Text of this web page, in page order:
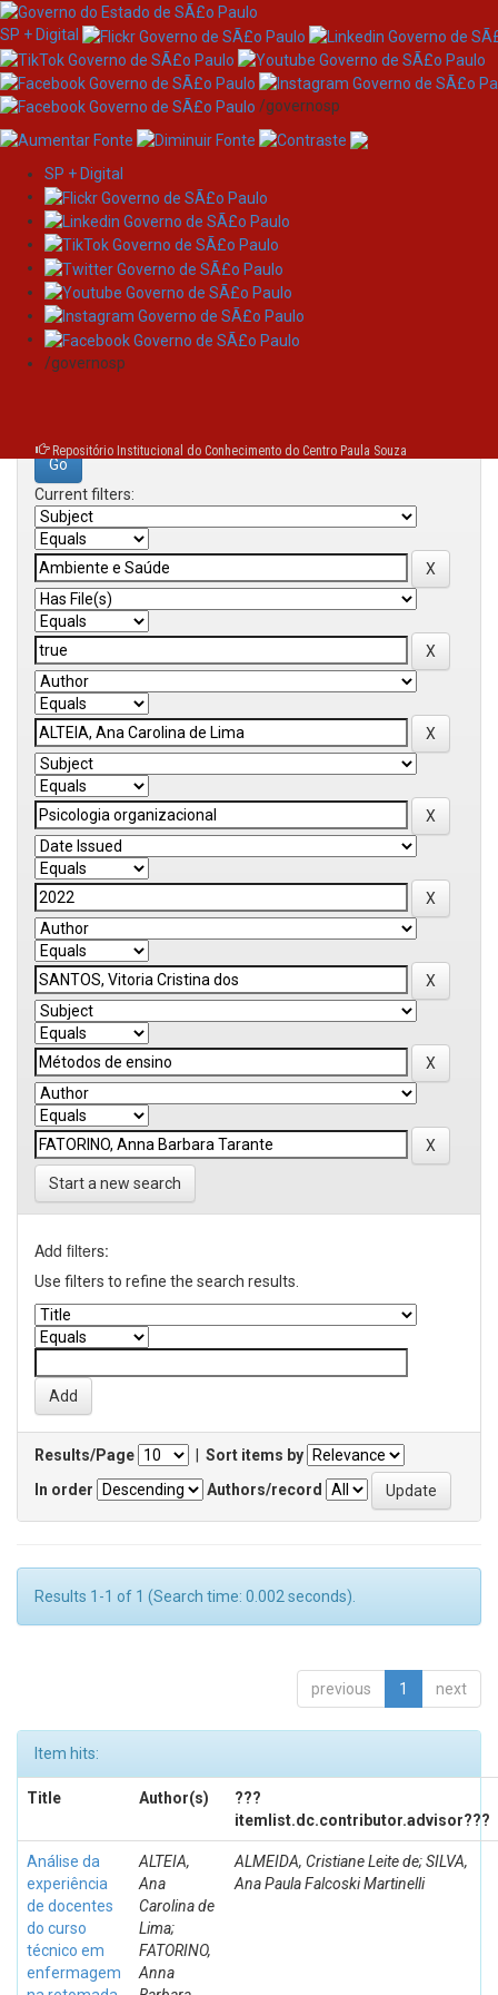
Skip
navigation
SP + Digital
/governosp
SP + Digital
/governosp
Repositório Institucional do Conhecimento do Centro Paula Souza
Search
Search:
Current filters:
Start a new search
Add filters:
Use filters to refine the search results.
Results/Page
Sort items by
In order
Authors/record
Results 1-1 of 1 (Search time: 0.002 seconds).
previous 1 next
Item hits:
Title Author(s)
???
itemlist.dc.contributor.advisor???
Análise da
experiência
de docentes
do curso
técnico em
enfermagem
ALTEIA,
Ana
Carolina de
Lima;
FATORINO,
Anna
ALMEIDA, Cristiane Leite de; SILVA,
Ana Paula Falcoski Martinelli